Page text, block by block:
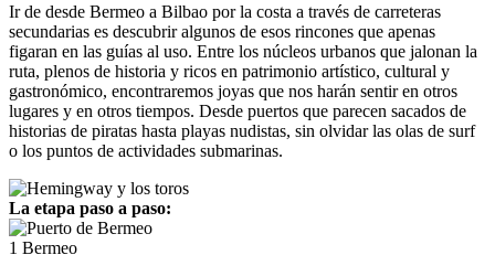
Ir de desde Bermeo a Bilbao por la costa a través de carreteras
secundarias es descubrir algunos de esos rincones que apenas
figaran en las guías al uso. Entre los núcleos urbanos que jalonan la
ruta, plenos de historia y ricos en patrimonio artístico, cultural y
gastronómico, encontraremos joyas que nos harán sentir en otros
lugares y en otros tiempos. Desde puertos que parecen sacados de
historias de piratas hasta playas nudistas, sin olvidar las olas de surf
o los puntos de actividades submarinas.
La etapa paso a paso:
1 Bermeo